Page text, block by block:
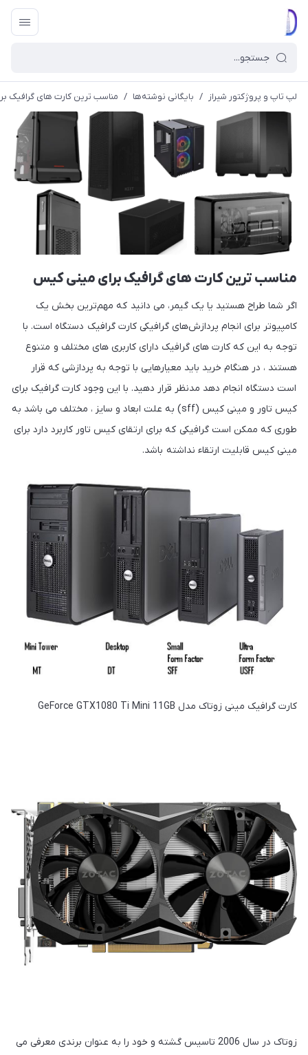
لپ تاپ و پروژکتور شیراز / بایگانی نوشته‌ها / مناسب ترین کارت های گرافیک
مناسب ترین کارت های گرافیک برای مینی کیس
اگر شما طراح هستید یا یک گیمر، می دانید که مهم‌ترین بخش یک
کامپیوتر برای انجام پردازش‌های گرافیکی کارت گرافیک دستگاه است. با
توجه به این که کارت‌ های گرافیک دارای کاربری‌ های مختلف و متنوع
هستند ، در هنگام خرید باید معیارهایی با توجه به پردازشی که قرار
است دستگاه انجام دهد مدنظر قرار دهید. با این وجود کارت گرافیک برای
کیس تاور و مینی کیس (sff) به علت ابعاد و سایز ، مختلف می باشد به
طوری که ممکن است گرافیکی که برای ارتقای کیس تاور کاربرد دارد برای
مینی کیس قابلیت ارتقاء نداشته باشد.
کارت گرافیک مینی زوتاک مدل GeForce GTX1080 Ti Mini 11GB
زوتاک در سال 2006 تاسیس گشته و خود را به عنوان برندی معرفی می